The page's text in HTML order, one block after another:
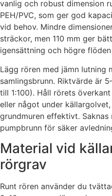
vanlig och robust dimension
PEH/PVC, som ger god
vid behov. Mindre
sträckor, men 110 mm ger
igensättning och högre
Lägg rören med jämn lutning
samlingsbrunn. Riktvärde är
till 1:100). Håll rörets
eller något under
grundmuren effektivt.
pumpbrunn för säker
Material vid
rörgrav
Runt rören använder du